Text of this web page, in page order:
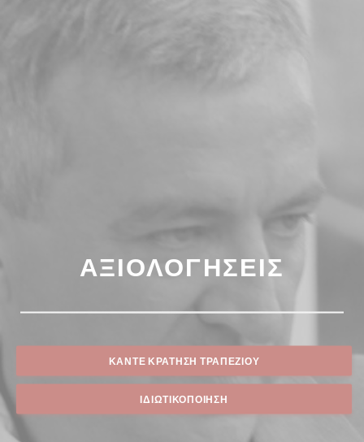
ΑΞΙΟΛΟΓΉΣΕΙΣ
ΚΆΝΤΕ ΚΡΆΤΗΣΗ ΤΡΑΠΕΖΙΟΎ
ΙΔΙΩΤΙΚΟΠΟΊΗΣΗ